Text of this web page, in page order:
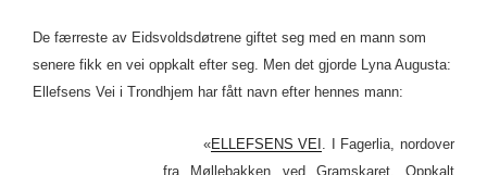
De færreste av Eidsvoldsdøtrene giftet seg med en mann som
senere fikk en vei oppkalt efter seg. Men det gjorde Lyna Augusta:
Ellefsens Vei i Trondhjem har fått navn efter hennes mann:
«ELLEFSENS VEI . I Fagerlia, nordover
fra Møllebakken ved Gramskaret. Oppkalt